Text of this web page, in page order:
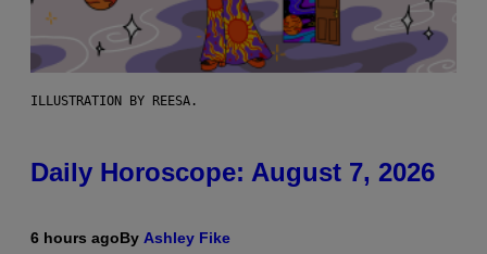
ILLUSTRATION BY REESA.
Daily Horoscope: August 7, 2026
6 hours agoBy Ashley Fike